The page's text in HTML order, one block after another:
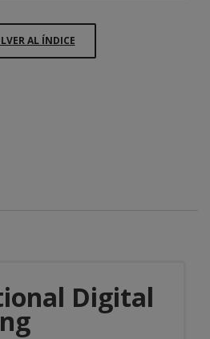
AL ÍNDICE
Digital